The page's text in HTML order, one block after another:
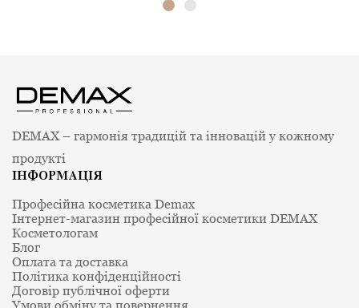
DEMAX – гармонія традицій та інновацій у кожному
продукті
ІНФОРМАЦІЯ
Професійна косметика Demax
Інтернет-магазин професійної косметики DEMAX
Косметологам
Блог
Оплата та доставка
Політика конфіденційності
Договір публічної оферти